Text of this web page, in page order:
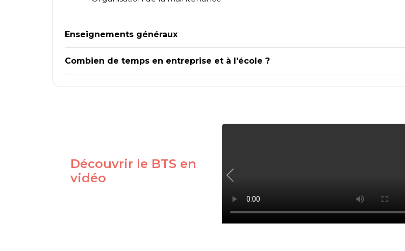
Enseignements généraux
Combien de temps en entreprise et à l'école ?
Découvrir le BTS en
vidéo